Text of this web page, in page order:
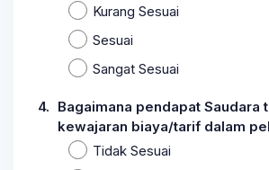
Kurang Sesuai
Sesuai
Sangat Sesuai
4. Bagaimana pendapat Saudara
kewajaran biaya/tarif dalam
Tidak Sesuai